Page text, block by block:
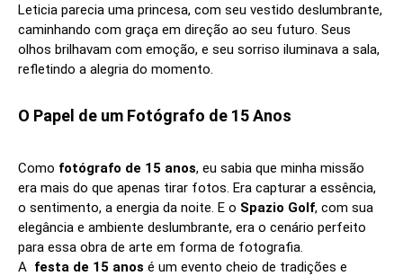
Leticia parecia uma princesa, com seu vestido deslumbrante,
caminhando com graça em direção ao seu futuro. Seus
olhos brilhavam com emoção, e seu sorriso iluminava a sala,
refletindo a alegria do momento.
O Papel de um Fotógrafo de 15 Anos
Como fotógrafo de 15 anos, eu sabia que minha missão
era mais do que apenas tirar fotos. Era capturar a essência,
o sentimento, a energia da noite. E o Spazio Golf, com sua
elegância e ambiente deslumbrante, era o cenário perfeito
para essa obra de arte em forma de fotografia.
A festa de 15 anos é um evento cheio de tradições e